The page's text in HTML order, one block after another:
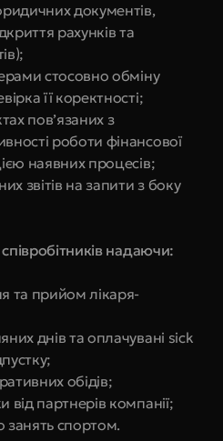
документів,
рахунків та
стосовно обміну
її коректності;
пов’язаних з
роботи фінансової
наявних процесів;
звітів на запити з боку
надаючи:
та прийом лікаря-
днів та оплачувані sick
обідів;
партнерів компанії;
занять спортом.